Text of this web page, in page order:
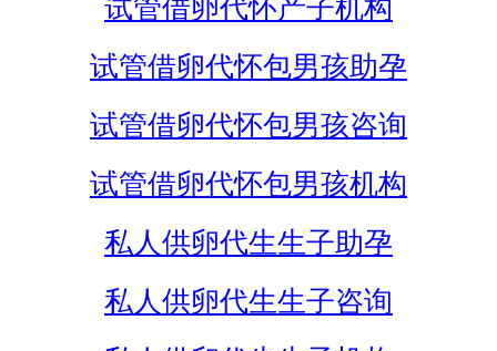
试管借卵代怀产子机构
试管借卵代怀包男孩助孕
试管借卵代怀包男孩咨询
试管借卵代怀包男孩机构
私人供卵代生生子助孕
私人供卵代生生子咨询